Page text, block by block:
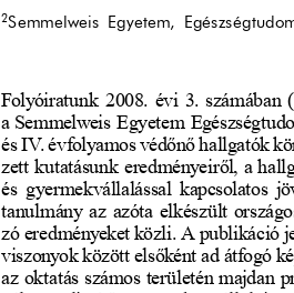
Folyóiratunk  2008.  évi  3.  számában
a  Semmelweis  Egyetem
és IV. évfolyamos védőnő hallgatók
zett kutatásunk eredményeiről, a
és  gyermekvállalással  kapcsolatos
tanulmány  az  azóta  elkészült
zó eredményeket közli. A publikáció
viszonyok között elsőként ad átfogó
az oktatás számos területén majdan
2Semmelweis Egyetem,